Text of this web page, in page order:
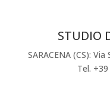
STUDIO
SARACENA (CS):
Tel.